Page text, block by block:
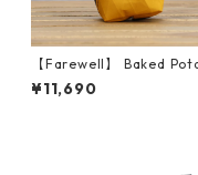
【Farewell】 Baked
（Goldenrod RX30）
¥11,690